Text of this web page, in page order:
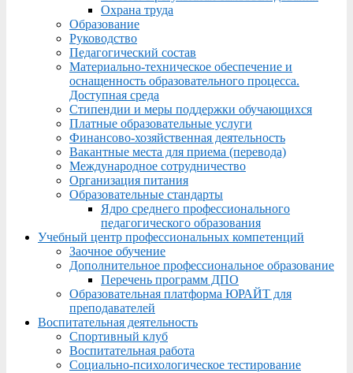
Охрана труда
Образование
Руководство
Педагогический состав
Материально-техническое обеспечение и
оснащенность образовательного процесса.
Доступная среда
Стипендии и меры поддержки обучающихся
Платные образовательные услуги
Финансово-хозяйственная деятельность
Вакантные места для приема (перевода)
Международное сотрудничество
Организация питания
Образовательные стандарты
Ядро среднего профессионального
педагогического образования
Учебный центр профессиональных компетенций
Заочное обучение
Дополнительное профессиональное образование
Перечень программ ДПО
Образовательная платформа ЮРАЙТ для
преподавателей
Воспитательная деятельность
Спортивный клуб
Воспитательная работа
Социально-психологическое тестирование